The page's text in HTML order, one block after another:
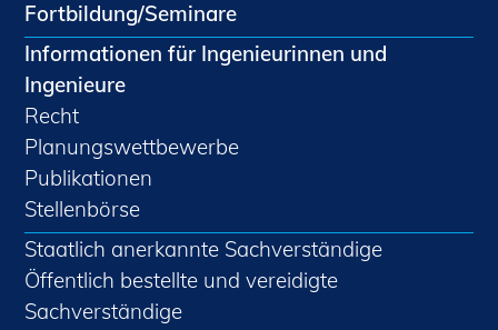
Fortbildung/Seminare
Informationen für Ingenieurinnen und
Ingenieure
Recht
Planungswettbewerbe
Publikationen
Stellenbörse
Staatlich anerkannte Sachverständige
Öffentlich bestellte und vereidigte
Sachverständige